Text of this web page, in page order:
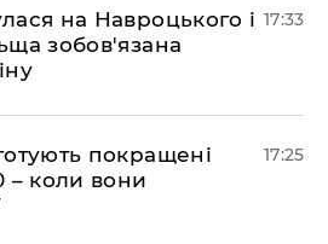
на Навроцького і
зобов'язана
17:33
покращені
– коли вони
17:25